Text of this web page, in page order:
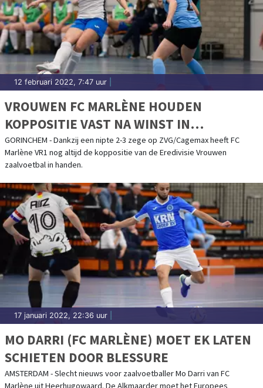
12 februari 2022, 7:47 uur
VROUWEN FC MARLÈNE HOUDEN
KOPPOSITIE VAST NA WINST IN
GORINCHEM
GORINCHEM - Dankzij een nipte 2-3 zege op ZVG/Cagemax heeft FC
Marlène VR1 nog altijd de koppositie van de Eredivisie Vrouwen
zaalvoetbal in handen.
17 januari 2022, 22:36 uur
MO DARRI (FC MARLÈNE) MOET EK LATEN
SCHIETEN DOOR BLESSURE
AMSTERDAM - Slecht nieuws voor zaalvoetballer Mo Darri van FC
Marlène uit Heerhugowaard. De Alkmaarder moet het Europees